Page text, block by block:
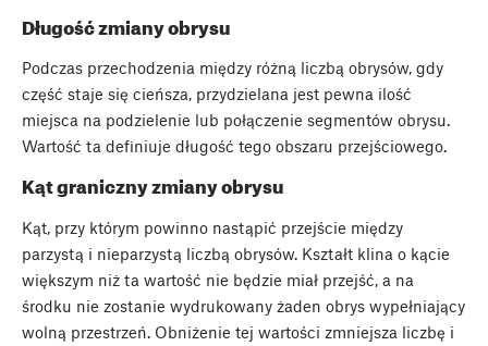
Długość zmiany obrysu
Podczas przechodzenia między różną liczbą obrysów, gdy
część staje się cieńsza, przydzielana jest pewna ilość
miejsca na podzielenie lub połączenie segmentów obrysu.
Wartość ta definiuje długość tego obszaru przejściowego.
Kąt graniczny zmiany obrysu
Kąt, przy którym powinno nastąpić przejście między
parzystą i nieparzystą liczbą obrysów. Kształt klina o kącie
większym niż ta wartość nie będzie miał przejść, a na
środku nie zostanie wydrukowany żaden obrys wypełniający
wolną przestrzeń. Obniżenie tej wartości zmniejsza liczbę i